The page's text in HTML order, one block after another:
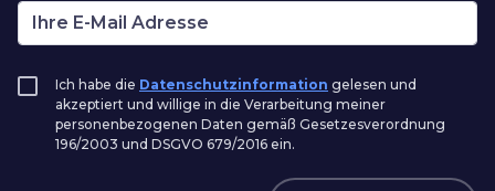
Ich habe die Datenschutzinformation gelesen und
akzeptiert und willige in die Verarbeitung meiner
personenbezogenen Daten gemäß Gesetzesverordnung
196/2003 und DSGVO 679/2016 ein.